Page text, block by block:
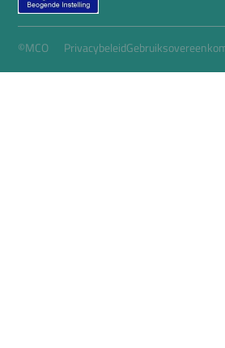
©MCO Privacybeleid